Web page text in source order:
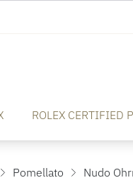
ROLEX CERTIFIED
Pomellato Nudo